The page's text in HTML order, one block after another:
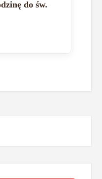
do św.